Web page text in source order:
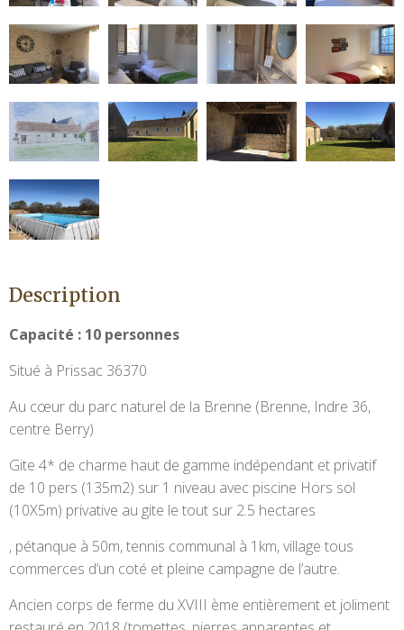
Description
Capacité : 10 personnes
Situé à Prissac 36370
Au cœur du parc naturel de la Brenne (Brenne, Indre 36,
centre Berry)
Gite 4* de charme haut de gamme indépendant et privatif
de 10 pers (135m2) sur 1 niveau avec piscine Hors sol
(10X5m) privative au gite le tout sur 2.5 hectares
, pétanque à 50m, tennis communal à 1km, village tous
commerces d’un coté et pleine campagne de l’autre.
Ancien corps de ferme du XVIII ème entièrement et joliment